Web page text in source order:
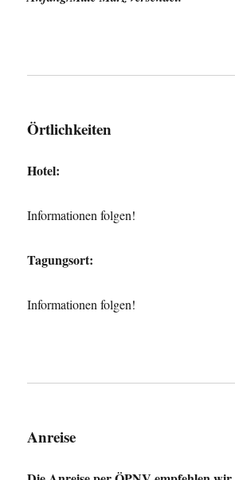
Örtlichkeiten
Hotel:
Informationen folgen!
Tagungsort:
Informationen folgen!
Anreise